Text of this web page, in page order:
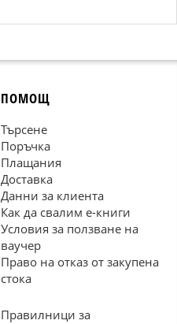
ПОМОЩ
Търсене
Поръчка
Плащания
Доставка
Данни за клиента
Как да свалим е-книги
Условия за ползване на
ваучер
Право на отказ от закупена
стока
Правилници за